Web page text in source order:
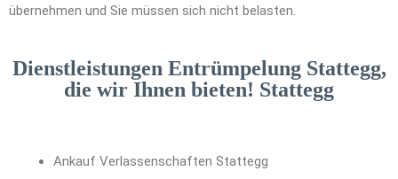
übernehmen und Sie müssen sich nicht belasten.
Dienstleistungen Entrümpelung Stattegg,
die wir Ihnen bieten! Stattegg
Ankauf Verlassenschaften Stattegg